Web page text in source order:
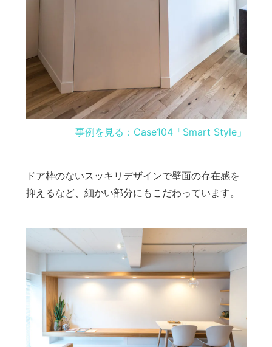
事例を見る：Case104「Smart Style」
ドア枠のないスッキリデザインで壁面の存在感を
抑えるなど、細かい部分にもこだわっています。